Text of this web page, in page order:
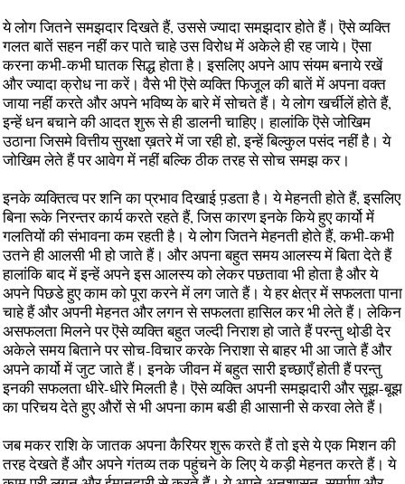
ये लोग जितने समझदार दिखते हैं, उससे ज्यादा समझदार होते हैं। ऎसे व्यक्ति
गलत बातें सहन नहीं कर पाते चाहे उस विरोध में अकेले ही रह जाये। ऎसा
करना कभी-कभी घातक सिद्ध होता है। इसलिए अपने आप संयम बनाये रखें
और ज्यादा क्रोध ना करें। वैसे भी ऎसे व्यक्ति फिजूल की बातें में अपना वक्त
जाया नहीं करते और अपने भविष्य के बारे में सोचते हैं। ये लोग खर्चीलें होते हैं,
इन्हें धन बचाने की आदत शुरू से ही डालनी चाहिए। हालांकि ऎसे जोखिम
उठाना जिसमे वित्तीय सुरक्षा ख़तरे में जा रही हो, इन्हें बिल्कुल पसंद नहीं है। ये
जोखिम लेते हैं पर आवेग में नहीं बल्कि ठीक तरह से सोच समझ कर।
इनके व्यक्तित्व पर शनि का प्रभाव दिखाई प़डता है। ये मेहनती होते हैं, इसलिए
बिना रूके निरन्तर कार्य करते रहते हैं, जिस कारण इनके किये हुए कार्यो में
गलतियों की संभावना कम रहती है। ये लोग जितने मेहनती होते हैं, कभी-कभी
उतने ही आलसी भी हो जाते हैं। और अपना बहुत समय आलस्य में बिता देते हैं
हालांकि बाद में इन्हें अपने इस आलस्य को लेकर पछतावा भी होता है और ये
अपने पिछडे हुए काम को पूरा करने में लग जाते हैं। ये हर क्षेत्र में सफलता पाना
चाहे हैं और अपनी मेहनत और लगन से सफलता हासिल कर भी लेते हैं। लेकिन
असफलता मिलने पर ऎसे व्यक्ति बहुत जल्दी निराश हो जाते हैं परन्तु थो़डी देर
अकेले समय बिताने पर सोच-विचार करके निराशा से बाहर भी आ जाते हैं और
अपने कार्यो में जुट जाते हैं। इनके जीवन में बहुत सारी इच्छाएँ होती हैं परन्तु
इनकी सफलता धीरे-धीरे मिलती है। ऎसे व्यक्ति अपनी समझदारी और सूझ-बूझ
का परिचय देते हुए औरों से भी अपना काम बडी ही आसानी से करवा लेते हैं।
जब मकर राशि के जातक अपना कैरियर शुरू करते हैं तो इसे ये एक मिशन की
तरह देखते हैं और अपने गंतव्य तक पहुंचने के लिए ये कड़ी मेहनत करते हैं। ये